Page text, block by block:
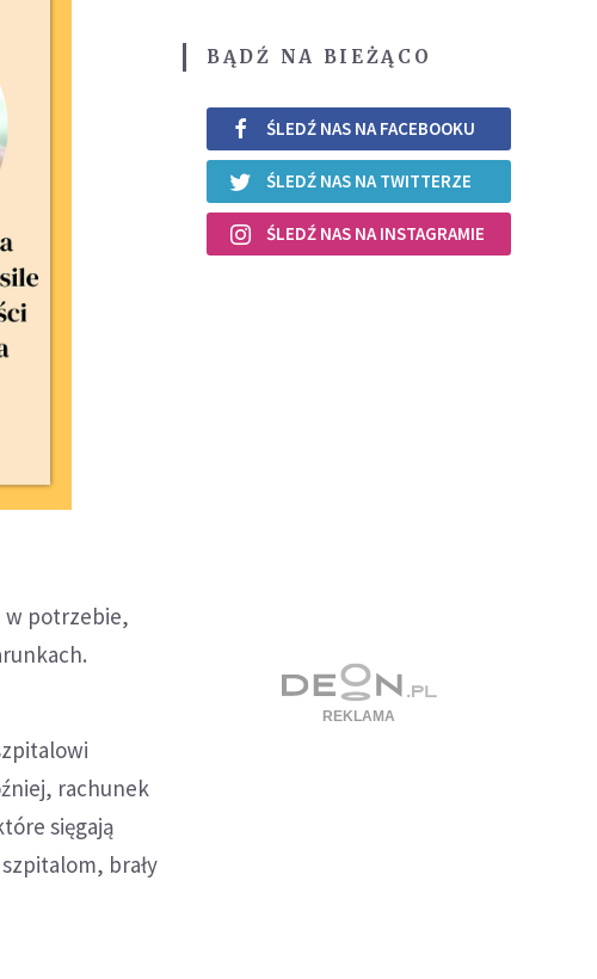
w potrzebie,
rachunek
sięgają
brały
BĄDŹ NA BIEŻĄCO
ŚLEDŹ NAS NA FACEBOOKU
ŚLEDŹ NAS NA TWITTERZE
ŚLEDŹ NAS NA INSTAGRAMIE